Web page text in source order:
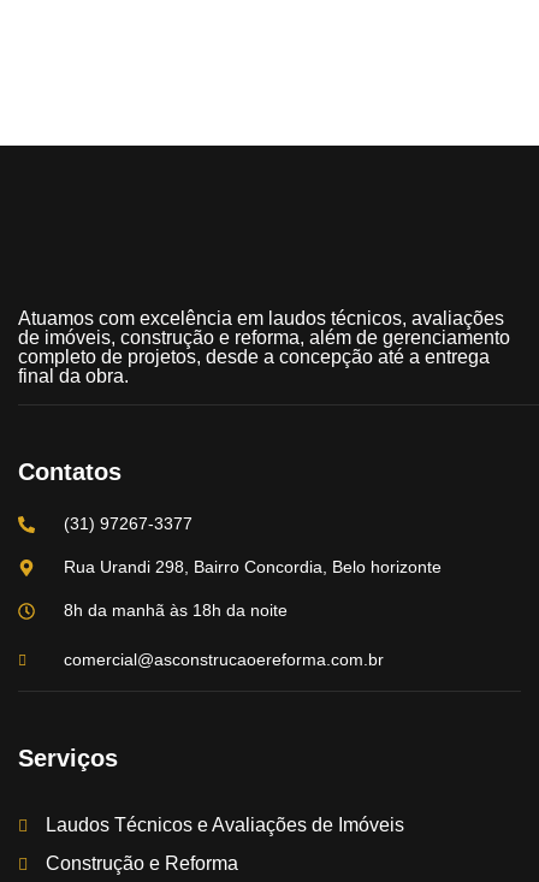
Atuamos com excelência em laudos técnicos, avaliações
de imóveis, construção e reforma, além de gerenciamento
completo de projetos, desde a concepção até a entrega
final da obra.
Contatos
(31) 97267-3377
Rua Urandi 298, Bairro Concordia, Belo horizonte
8h da manhã às 18h da noite
comercial@asconstrucaoereforma.com.br
Serviços
Laudos Técnicos e Avaliações de Imóveis
Construção e Reforma